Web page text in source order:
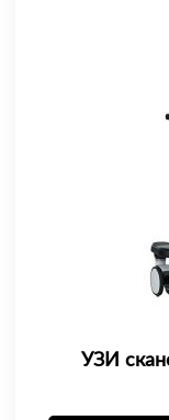
УЗИ